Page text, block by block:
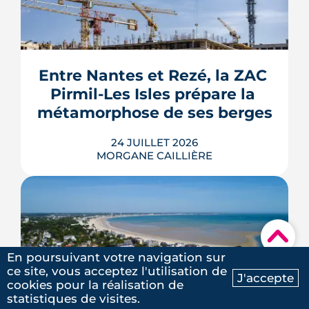
Ma recherche Contactez-nous
▾
5/5
Elie B.| le 6 Février 2025
familles de travaux du parcours « par
geste » de MaPrimeRénov' au 1er
septembre 2026, sous réserve de la
publication des textes définitifs.
fenêtres, VMC, chauffe-eau
thermodynamique, chauffage au bois
et solaire thermi...
Entre Nantes et Rezé, la ZAC
Pirmil-Les Isles prépare la
métamorphose de ses berges
24 JUILLET 2026
MORGANE CAILLIÈRE
Le projet de la ZAC Pirmil-Les Isles
déploie 3 300 logements neufs entre
Rezé et Nantes, dont 55 % attribués au
locatif social et à l'accession abordable
en Bail Réel Solidaire.
Vivre à La Baule-Escoublac et
En poursuivant votre navigation sur
ce site, vous acceptez l'utilisation de
cookies pour la réalisation de
statistiques de visites.
J'accepte